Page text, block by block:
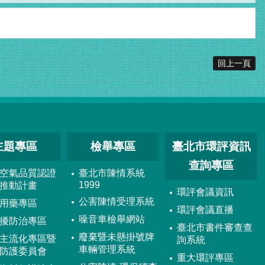
回上一頁
題專區
氣品質認證
動計畫
藥專區
防治專區
流化專區暨
護委員會
檢舉專區
臺北市陳情系統
1999
公害陳情受理系統
噪音車檢舉網站
廢棄暨未懸掛號牌
車輛管理系統
臺北市環評資訊
查詢專區
環評會議資訊
環評會議直播
臺北市書件審查查
詢系統
重大環評專區